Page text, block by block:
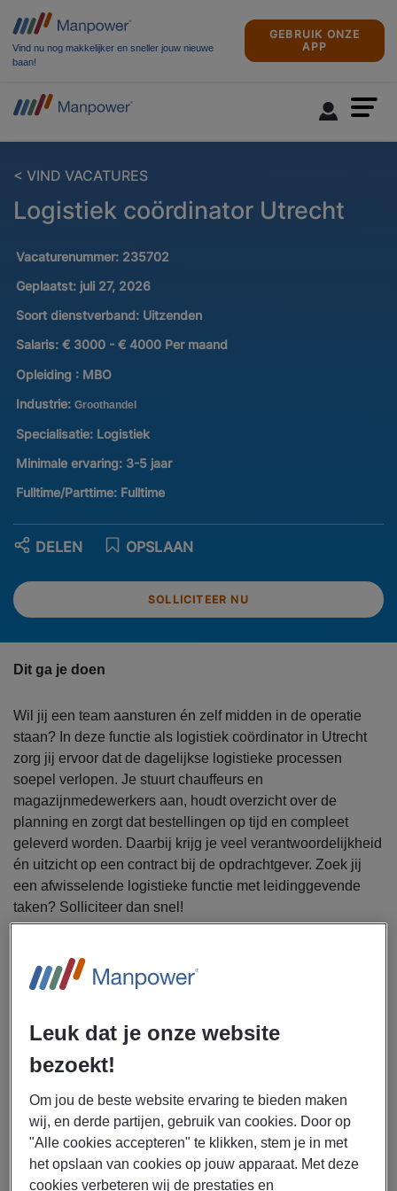
Vind nu nog makkelijker en sneller jouw nieuwe
baan!
GEBRUIK ONZE
APP
< VIND VACATURES
Logistiek coördinator Utrecht
Vacaturenummer: 235702
Geplaatst: juli 27, 2026
Soort dienstverband: Uitzenden
Salaris: € 3000 - € 4000 Per maand
Opleiding : MBO
Industrie: Groothandel
Specialisatie: Logistiek
Minimale ervaring: 3-5 jaar
Fulltime/Parttime: Fulltime
SOLLICITEER NU
OPSLAAN
DELEN
Dit ga je doen
Wil jij een team aansturen én zelf midden in de operatie
staan? In deze functie als logistiek coördinator in Utrecht
zorg jij ervoor dat de dagelijkse logistieke processen
soepel verlopen. Je stuurt chauffeurs en
magazijnmedewerkers aan, houdt overzicht over de
planning en zorgt dat bestellingen op tijd en compleet
geleverd worden. Daarbij krijg je veel verantwoordelijkheid
én uitzicht op een contract bij de opdrachtgever. Zoek jij
een afwisselende logistieke functie met leidinggevende
taken? Solliciteer dan snel!
coördinator voor een werkgever in Utrecht.
dagelijkse logistieke proces en de aansturing van het
team. Jouw werkzaamheden bestaan onder andere uit:
en magazijnmedewerkers
Fungeren als aanspreekpunt voor het team op
operationeel en HR-gebied
Ondersteunen bij recruitment, onboarding en training
Leuk dat je onze website
bezoekt!
Om jou de beste website ervaring te bieden maken
wij, en derde partijen, gebruik van cookies. Door op
"Alle cookies accepteren" te klikken, stem je in met
het opslaan van cookies op jouw apparaat. Met deze
cookies verbeteren wij de prestaties en